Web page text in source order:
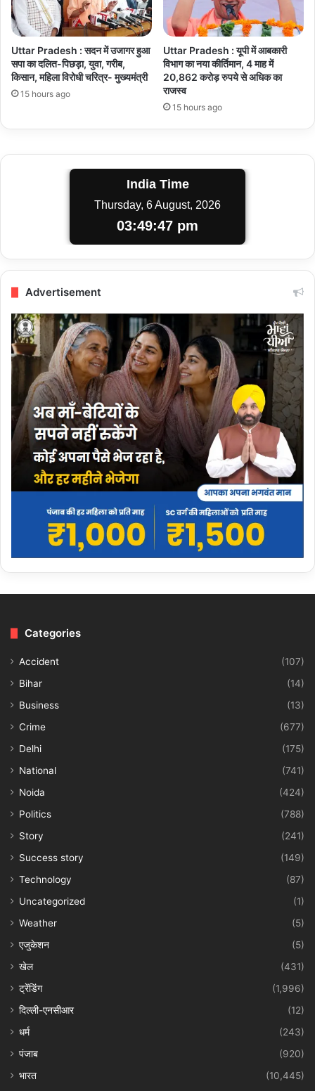
Uttar Pradesh : सदन में उजागर हुआ
सपा का दलित-पिछड़ा, युवा, गरीब,
किसान, महिला विरोधी चरित्र- मुख्यमंत्री
15 hours ago
Uttar Pradesh : यूपी में आबकारी
विभाग का नया कीर्तिमान, 4 माह में
20,862 करोड़ रुपये से अधिक का
राजस्व
15 hours ago
India Time
Thursday, 6 August, 2026
03:49:47 pm
Advertisement
Categories
Accident
(107)
Bihar
(14)
Business
(13)
Crime
(677)
Delhi
(175)
National
(741)
Noida
(424)
Politics
(788)
Story
(241)
Success story
(149)
Technology
(87)
Uncategorized
(1)
Weather
(5)
एजुकेशन
(5)
खेल
(431)
ट्रेंडिंग
(1,996)
दिल्ली-एनसीआर
(12)
धर्म
(243)
पंजाब
(920)
भारत
(10,445)